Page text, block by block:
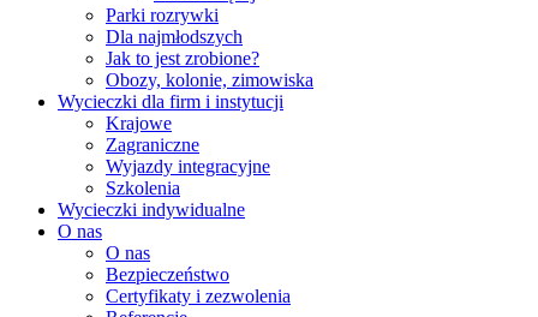
Parki rozrywki
Dla najmłodszych
Jak to jest zrobione?
Obozy, kolonie, zimowiska
Wycieczki dla firm i instytucji
Krajowe
Zagraniczne
Wyjazdy integracyjne
Szkolenia
Wycieczki indywidualne
O nas
O nas
Bezpieczeństwo
Certyfikaty i zezwolenia